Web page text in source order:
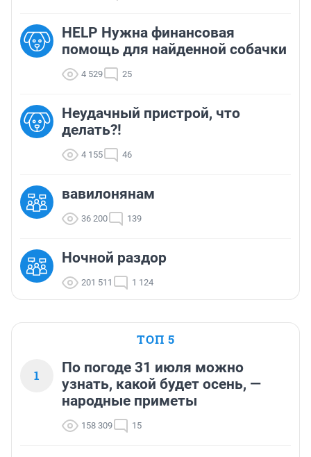
HELP Нужна финансовая
помощь для найденной собачки
4 529 25
Неудачный пристрой, что
делать?!
4 155 46
вавилонянам
36 200 139
Ночной раздор
201 511 1 124
ТОП 5
1
По погоде 31 июля можно
узнать, какой будет осень, —
народные приметы
158 309 15